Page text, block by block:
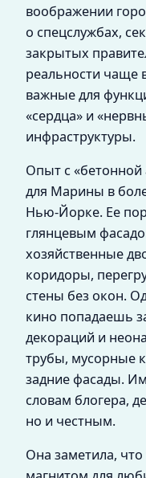
воображении
о спецслужбах,
закрытых
реальности чаще
важные для
«сердца» и
инфраструктуры.
Опыт с
для Марины в
Нью-Йорке. Ее
глянцевым
хозяйственные
коридоры,
стены без окон.
кино попадаешь
декораций и
трубы, мусорные
задние фасады.
словам блогера,
но и честным.
Она заметила,